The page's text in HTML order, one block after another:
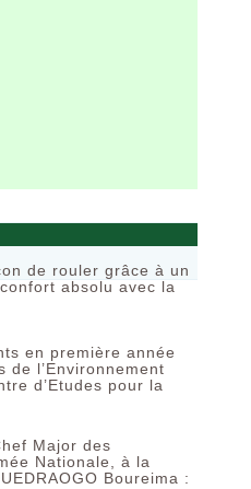
de rouler grâce à un
absolu avec la
en première année
de l’Environnement
d’Etudes pour la
Major des
Nationale, à la
Boureima :